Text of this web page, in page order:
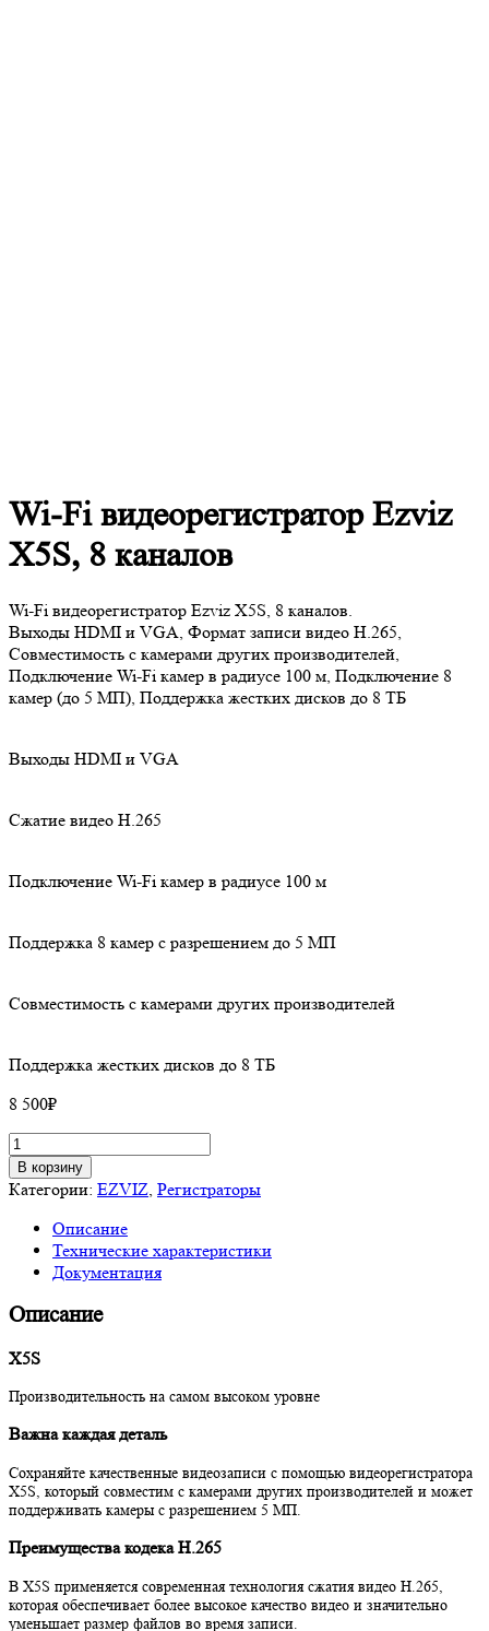
Wi-Fi видеорегистратор Ezviz
X5S, 8 каналов
Wi-Fi видеорегистратор Ezviz X5S, 8 каналов.
Выходы HDMI и VGA, Формат записи видео H.265,
Совместимость с камерами других производителей,
Подключение Wi-Fi камер в радиусе 100 м, Подключение 8
камер (до 5 МП), Поддержка жестких дисков до 8 ТБ
Выходы HDMI и VGA
Сжатие видео H.265
Подключение Wi-Fi камер в радиусе 100 м
Поддержка 8 камер с разрешением до 5 МП
Совместимость с камерами других производителей
Поддержка жестких дисков до 8 ТБ
8 500₽
Количество
товара
Wi-
видеорегистратор
Ezviz
X5S,
каналов
В корзину
Категории: EZVIZ, Регистраторы
Описание
Технические характеристики
Документация
Описание
X5S
Производительность на самом высоком уровне
Важна каждая деталь
Сохраняйте качественные видеозаписи с помощью видеорегистратора
X5S, который совместим с камерами других производителей и может
поддерживать камеры с разрешением 5 МП.
Преимущества кодека H.265
В X5S применяется современная технология сжатия видео H.265,
которая обеспечивает более высокое качество видео и значительно
уменьшает размер файлов во время записи.